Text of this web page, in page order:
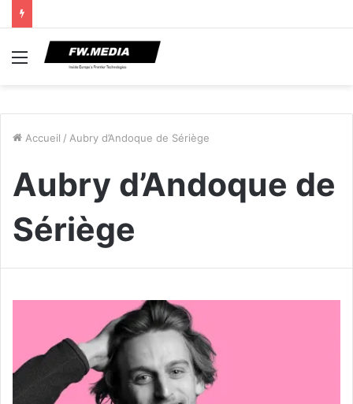
Menu
Accueil / Aubry d’Andoque de Sériège
Aubry d’Andoque de
Sériège